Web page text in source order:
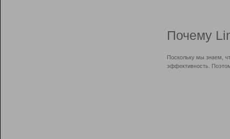
Почему
Поскольку мы знаем,
эффективность.